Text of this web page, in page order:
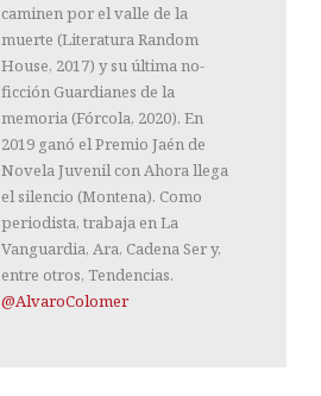
caminen por el valle de la
muerte (Literatura Random
House, 2017) y su última no-
ficción Guardianes de la
memoria (Fórcola, 2020). En
2019 ganó el Premio Jaén de
Novela Juvenil con Ahora llega
el silencio (Montena). Como
periodista, trabaja en La
Vanguardia, Ara, Cadena Ser y,
entre otros, Tendencias.
@AlvaroColomer